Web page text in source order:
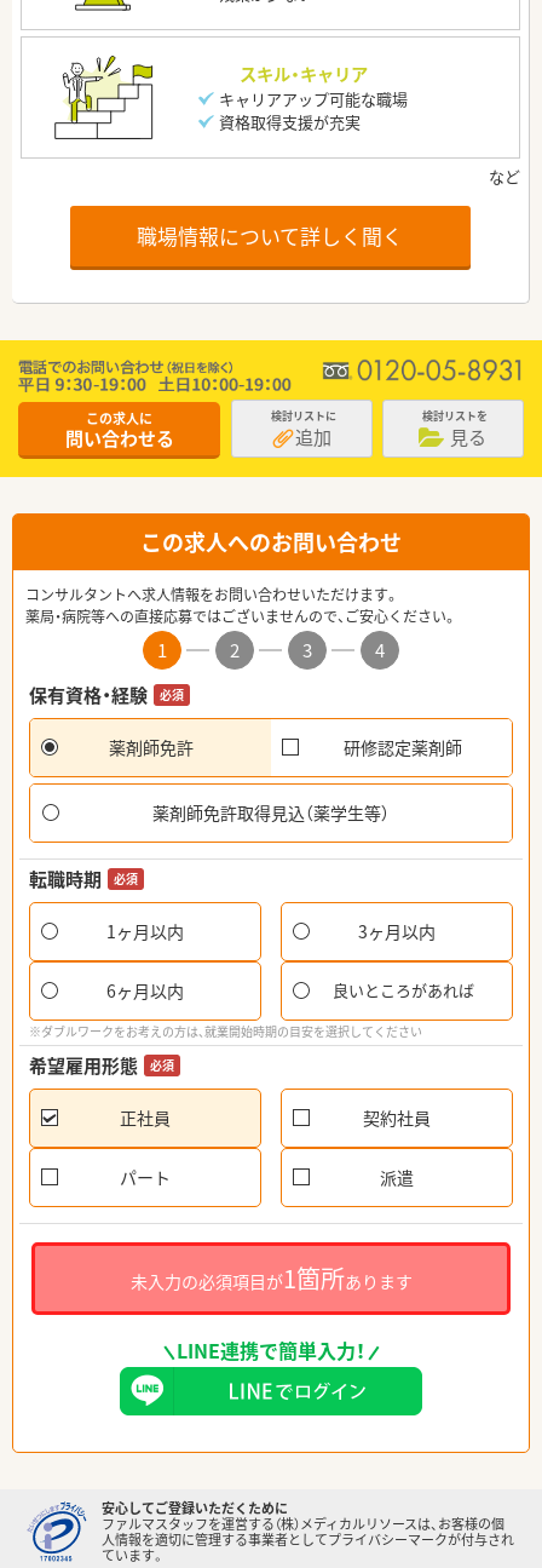
スキル・キャリア
キャリアアップ可能な職場
資格取得支援が充実
職場情報について詳しく聞く
この求人に
問い合わせる
検討リストに
追加
検討リストを
見る
この求人へのお問い合わせ
コンサルタントへ求人情報をお問い合わせいただけます。
薬局・病院等への直接応募ではございませんので、ご安心ください。
1 2 3
4
保有資格・経験
必須
薬剤師免許 研修認定薬剤師
薬剤師免許取得見込（薬学生等）
転職時期 必須
1ヶ月以内 3ヶ月以内
6ヶ月以内 良いところがあれば
※ダブルワークをお考えの方は、就業開始時期の目安を選択してください
希望雇用形態 必須
正社員 契約社員
パート 派遣
未入力の必須項目が1箇所あります
LINE連携で簡単入力！
安心してご登録いただくために
ファルマスタッフを運営する（株）メディカルリソースは、お客様の個
人情報を適切に管理する事業者としてプライバシーマークが付与され
ています。